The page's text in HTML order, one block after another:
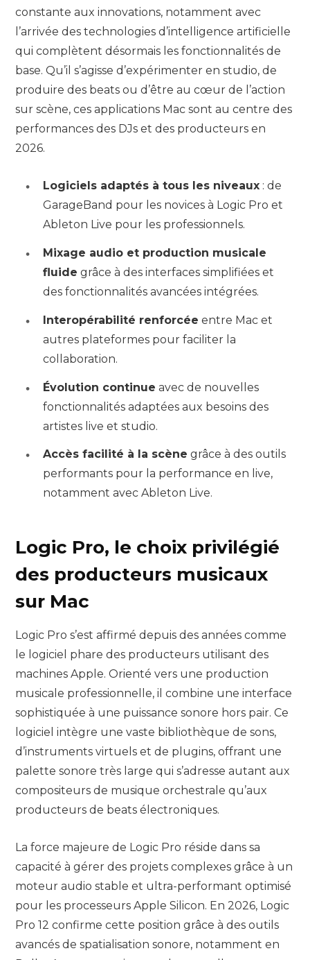
constante aux innovations, notamment avec
l’arrivée des technologies d’intelligence artificielle
qui complètent désormais les fonctionnalités de
base. Qu’il s’agisse d’expérimenter en studio, de
produire des beats ou d’être au cœur de l’action
sur scène, ces applications Mac sont au centre des
performances des DJs et des producteurs en
2026.
Logiciels adaptés à tous les niveaux : de
GarageBand pour les novices à Logic Pro et
Ableton Live pour les professionnels.
Mixage audio et production musicale
fluide grâce à des interfaces simplifiées et
des fonctionnalités avancées intégrées.
Interopérabilité renforcée entre Mac et
autres plateformes pour faciliter la
collaboration.
Évolution continue avec de nouvelles
fonctionnalités adaptées aux besoins des
artistes live et studio.
Accès facilité à la scène grâce à des outils
performants pour la performance en live,
notamment avec Ableton Live.
Logic Pro, le choix privilégié
des producteurs musicaux
sur Mac
Logic Pro s’est affirmé depuis des années comme
le logiciel phare des producteurs utilisant des
machines Apple. Orienté vers une production
musicale professionnelle, il combine une interface
sophistiquée à une puissance sonore hors pair. Ce
logiciel intègre une vaste bibliothèque de sons,
d’instruments virtuels et de plugins, offrant une
palette sonore très large qui s’adresse autant aux
compositeurs de musique orchestrale qu’aux
producteurs de beats électroniques.
La force majeure de Logic Pro réside dans sa
capacité à gérer des projets complexes grâce à un
moteur audio stable et ultra-performant optimisé
pour les processeurs Apple Silicon. En 2026, Logic
Pro 12 confirme cette position grâce à des outils
avancés de spatialisation sonore, notamment en